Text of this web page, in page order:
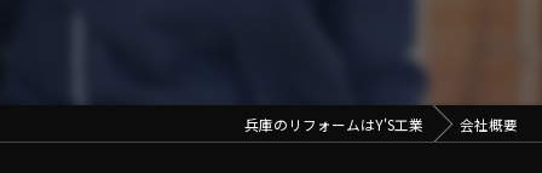
兵庫のリフォームはY'S工業 会社概要